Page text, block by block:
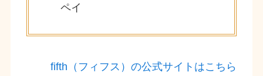
ペイ
fifth（フィフス）の公式サイトはこちら